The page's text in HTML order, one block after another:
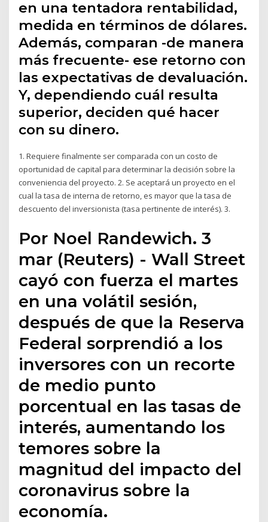
en una tentadora rentabilidad,
medida en términos de dólares.
Además, comparan -de manera
más frecuente- ese retorno con
las expectativas de devaluación.
Y, dependiendo cuál resulta
superior, deciden qué hacer
con su dinero.
1. Requiere finalmente ser comparada con un costo de
oportunidad de capital para determinar la decisión sobre la
conveniencia del proyecto. 2. Se aceptará un proyecto en el
cual la tasa de interna de retorno, es mayor que la tasa de
descuento del inversionista (tasa pertinente de interés). 3.
Por Noel Randewich. 3
mar (Reuters) - Wall Street
cayó con fuerza el martes
en una volátil sesión,
después de que la Reserva
Federal sorprendió a los
inversores con un recorte
de medio punto
porcentual en las tasas de
interés, aumentando los
temores sobre la
magnitud del impacto del
coronavirus sobre la
economía.